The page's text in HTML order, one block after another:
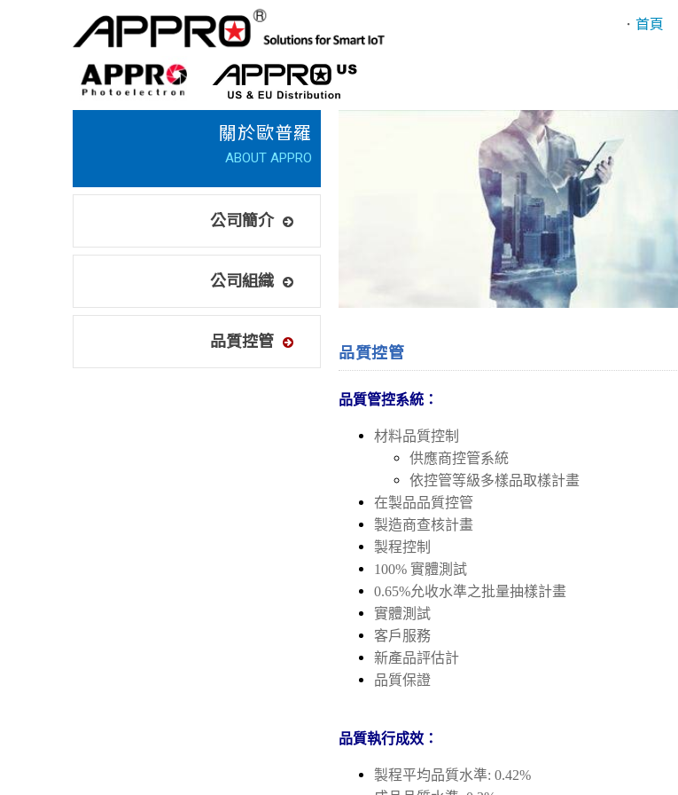
首頁
公司簡介
公司組織
品質控管
品質控管
品質管控系統：
材料品質控制
供應商控管系統
依控管等級多樣品取樣計畫
在製品品質控管
製造商查核計畫
製程控制
100% 實體測試
0.65%允收水準之批量抽樣計畫
實體測試
客戶服務
新產品評估計
品質保證
品質執行成效 ：
製程平均品質水準: 0.42%